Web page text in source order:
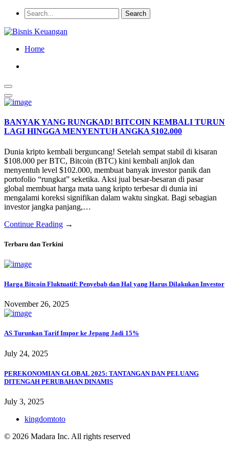
Home
BANYAK YANG RUNGKAD! BITCOIN KEMBALI TURUN
LAGI HINGGA MENYENTUH ANGKA $102.000
Dunia kripto kembali berguncang! Setelah sempat stabil di kisaran
$108.000 per BTC, Bitcoin (BTC) kini kembali anjlok dan
menyentuh level $102.000, membuat banyak investor panik dan
portofolio “rungkat” seketika. Aksi jual besar-besaran di pasar
global membuat harga mata uang kripto terbesar di dunia ini
mengalami koreksi signifikan dalam waktu singkat. Bagi sebagian
investor jangka panjang,…
Continue Reading →
Terbaru dan Terkini
Harga Bitcoin Fluktuatif: Penyebab dan Hal yang Harus Dilakukan Investor
November 26, 2025
AS Turunkan Tarif Impor ke Jepang Jadi 15%
July 24, 2025
PEREKONOMIAN GLOBAL 2025: TANTANGAN DAN PELUANG
DITENGAH PERUBAHAN DINAMIS
July 3, 2025
kingdomtoto
© 2026 Madara Inc. All rights reserved